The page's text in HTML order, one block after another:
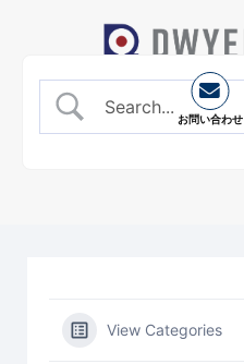
お問い合わせ
View Categories